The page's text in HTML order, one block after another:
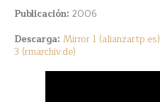
Publicación: 2006
Descarga: Mirror 1 (alianzartp.es)
3 (rmarchiv.de)